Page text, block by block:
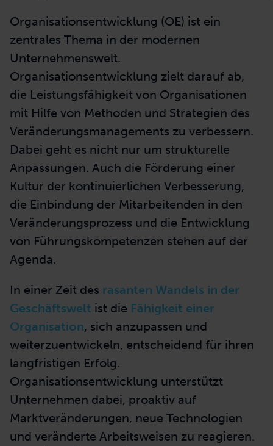
Organisationsentwicklung (OE) ist ein
zentrales Thema in der modernen
Unternehmenswelt.
Organisationsentwicklung zielt darauf ab,
die Leistungsfähigkeit von Organisationen
mit Hilfe von Methoden und Strategien des
Veränderungsmanagements zu verbessern.
Dabei geht es nicht nur um strukturelle
Anpassungen. Auch die Förderung einer
Kultur der kontinuierlichen Verbesserung,
die Einbindung der Mitarbeitenden in den
Veränderungsprozess und die Entwicklung
von Führungskompetenzen stehen auf der
Agenda.
In einer Zeit des rasanten Wandels in der
Geschäftswelt ist die Fähigkeit einer
Organisation, sich anzupassen und
weiterzuentwickeln, entscheidend für ihren
langfristigen Erfolg.
Organisationsentwicklung unterstützt
Unternehmen dabei, proaktiv auf
Marktveränderungen, neue Technologien
und veränderte Arbeitsweisen zu reagieren.